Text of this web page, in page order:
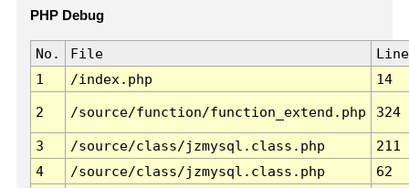
PHP Debug
No. File
Line
1
/index.php 14
2 /source/function/function_extend.php 324
3 /source/class/jzmysql.class.php
211
4
/source/class/jzmysql.class.php
62